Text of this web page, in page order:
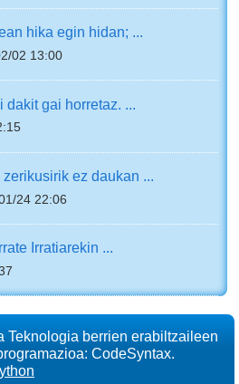
hika egin hidan; ...
02 13:00
dakit gai horretaz. ...
ez daukan ...
24 22:06
Irratiarekin ...
Teknologia berrien erabiltzaileen
CodeSyntax.